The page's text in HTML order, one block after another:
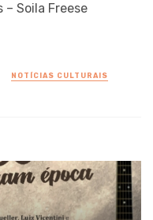
– Soila Freese
NOTÍCIAS CULTURAIS